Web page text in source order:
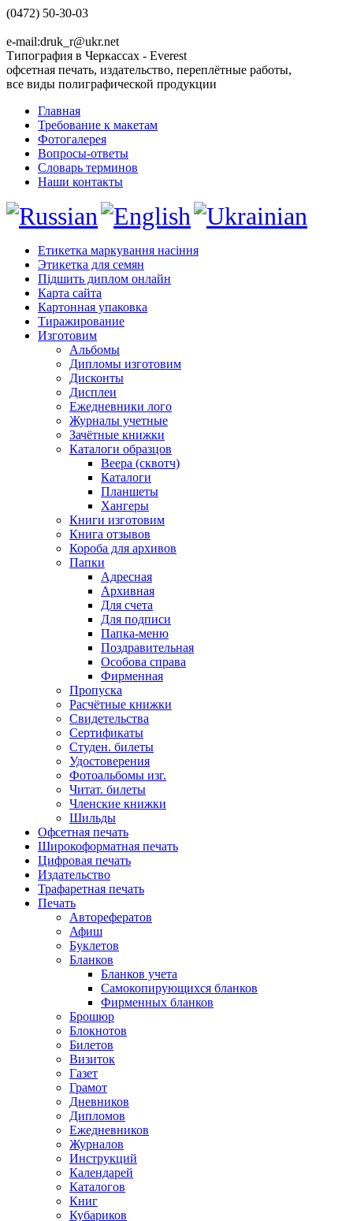
(0472) 50-30-03
e-mail:druk_r@ukr.net
Типография в Черкассах - Everest
офсетная печать, издательство, переплётные работы,
все виды полиграфической продукции
Главная
Требование к макетам
Фотогалерея
Вопросы-ответы
Словарь терминов
Наши контакты
Етикетка маркування насіння
Этикетка для семян
Підшить диплом онлайн
Карта сайта
Картонная упаковка
Тиражирование
Изготовим
Альбомы
Дипломы изготовим
Дисконты
Дисплеи
Ежедневники лого
Журналы учетные
Зачётные книжки
Каталоги образцов
Веера (сквотч)
Каталоги
Планшеты
Хангеры
Книги изготовим
Книга отзывов
Короба для архивов
Папки
Адресная
Архивная
Для счета
Для подписи
Папка-меню
Поздравительная
Особова справа
Фирменная
Пропуска
Расчётные книжки
Свидетельства
Сертификаты
Студен. билеты
Удостоверения
Фотоальбомы изг.
Читат. билеты
Членские книжки
Шильды
Офсетная печать
Широкоформатная печать
Цифровая печать
Издательство
Трафаретная печать
Печать
Авторефератов
Афиш
Буклетов
Бланков
Бланков учета
Самокопирующихся бланков
Фирменных бланков
Брошюр
Блокнотов
Билетов
Визиток
Газет
Грамот
Дневников
Дипломов
Ежедневников
Журналов
Инструкций
Календарей
Каталогов
Книг
Кубариков